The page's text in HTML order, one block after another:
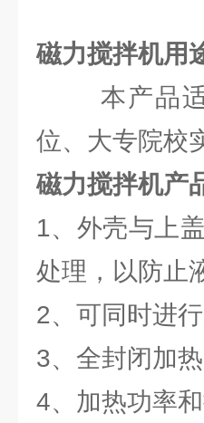
磁力搅拌机用
本产品适
位、大专院校
磁力搅拌机产
1、外壳与上
处理，以防止
2、可同时进
3、全封闭加
4、加热功率